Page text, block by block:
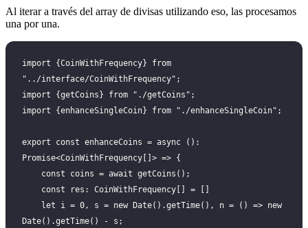
Al iterar a través del array de divisas utilizando eso, las procesamos
una por una.
import {CoinWithFrequency} from
"../interface/CoinWithFrequency";
import {getCoins} from "./getCoins";
import {enhanceSingleCoin} from "./enhanceSingleCoin";
export const enhanceCoins = async ():
Promise<CoinWithFrequency[]> => {
    const coins = await getCoins();
    const res: CoinWithFrequency[] = []
Date().getTime() - s;